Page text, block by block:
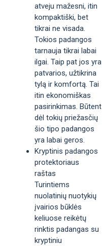
atveju mažesni, itin
kompaktiški, bet
tikrai ne visada.
Tokios padangos
tarnauja tikrai labai
ilgai. Taip pat jos yra
patvarios, užtikrina
tylą ir komfortą. Tai
itin ekonomiškas
pasirinkimas. Būtent
dėl tokių priežasčių
šio tipo padangos
yra labai geros.
Kryptinis padangos
protektoriaus
raštas
Turintiems
nuolatinių nuotykių
įvairios būklės
keliuose reikėtų
rinktis padangas su
kryptiniu